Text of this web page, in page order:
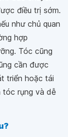
điều trị sớm.
như chủ quan
hợp
Tóc cũng
cần được
triển hoặc tái
tóc rụng và dễ